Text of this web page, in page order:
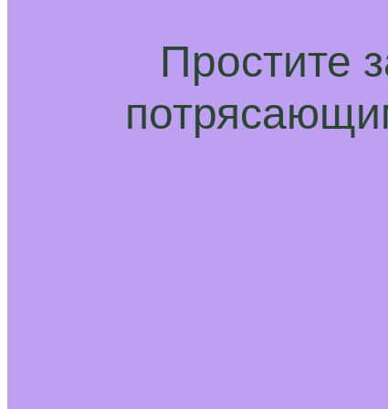
Простите